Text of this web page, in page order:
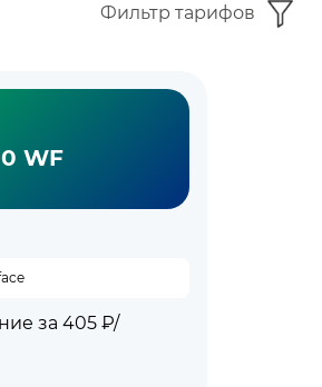
Фильтр тарифов
WF
за 405 ₽/